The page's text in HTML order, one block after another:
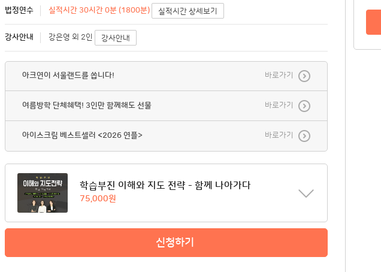
MY회원권/패키지
법정연수 실적시간 30시간 0분 (1800분) 실적시간 상세보기
강사안내 강은영 외 2인 강사안내
아크연이 서울랜드를 쏩니다! 바로가기
여름방학 단체혜택! 3인만 함께해도 선물 바로가기
아이스크림 베스트셀러 <2026 연플> 바로가기
학습부진 이해와 지도 전략 - 함께 나아가다
75,000원
신청하기